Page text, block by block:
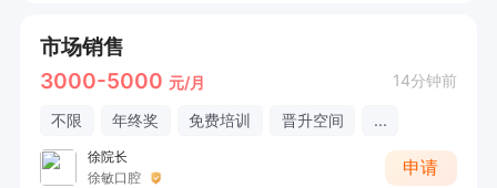
市场销售
3000-5000 元/月 14分钟前
不限 年终奖 免费培训 晋升空间 ...
徐院长
徐敏口腔
申请